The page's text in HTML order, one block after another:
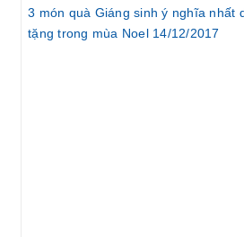
3 món quà Giáng sinh ý nghĩa nhất
tặng trong mùa Noel 14/12/2017